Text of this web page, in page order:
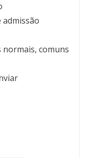
admissão
comuns